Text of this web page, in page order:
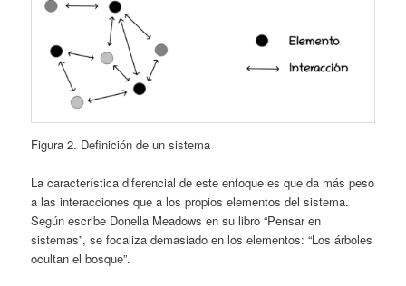
Figura 2. Definición de un sistema
La característica diferencial de este enfoque es que da más peso
a las interacciones que a los propios elementos del sistema.
Según escribe Donella Meadows en su libro “Pensar en
sistemas”, se focaliza demasiado en los elementos: “Los árboles
ocultan el bosque”.